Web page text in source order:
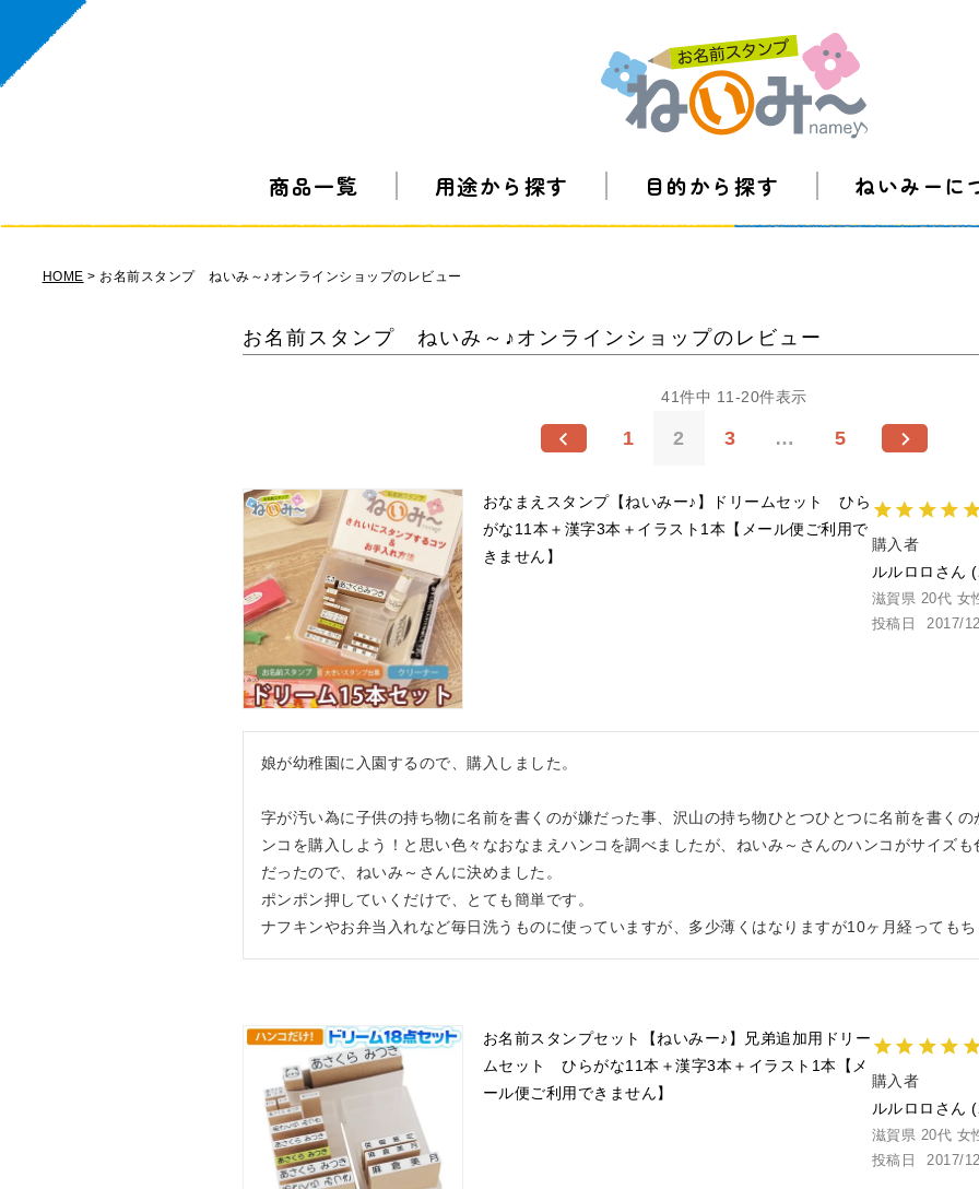
商品一覧 用途から探す 目的から探す ねいみーに
HOME お名前スタンプ ねいみ～♪オンラインショップのレビュー
お名前スタンプ ねいみ～♪オンラインショップのレビュー
41件中 11 -20件表示
1 2 3 … 5
おなまえスタンプ【ねいみー♪】ドリームセット ひら
がな11本＋漢字3本＋イラスト1本【メール便ご利用で
きません】
購入者
ルルロロ
滋賀県 20代 女
投稿日
2017/
娘が幼稚園に入園するので、購入しました。
字が汚い為に子供の持ち物に名前を書くのが嫌だった事、沢山の持ち物ひとつひとつに名前を書く
ンコを購入しよう！と思い色々なおなまえハンコを調べましたが、ねいみ～さんのハンコがサイズ
だったので、ねいみ～さんに決めました。
ポンポン押していくだけで、とても簡単です。
ナフキンやお弁当入れなど毎日洗うものに使っていますが、多少薄くはなりますが10ヶ月経ってもち
お名前スタンプセット【ねいみー♪】兄弟追加用ドリー
ムセット ひらがな11本＋漢字3本＋イラスト1本【メ
ール便ご利用できません】
購入者
ルルロロ
滋賀県 20代 女
投稿日
2017/